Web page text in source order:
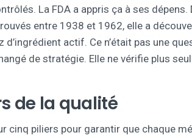
La FDA a appris ça à ses
entre 1938 et 1962, elle a
d’ingrédient actif. Ce n’était pas une
de stratégie. Elle ne vérifie plus
de la qualité
cinq piliers pour garantir que chaque